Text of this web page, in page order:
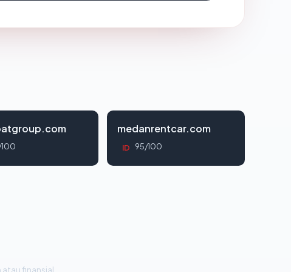
medanrentcar.com
ID 95/100
finansial.